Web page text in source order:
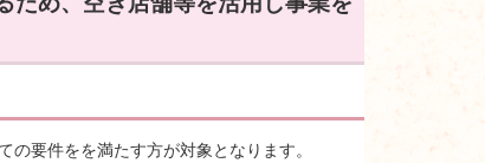
要件をを満たす方が対象となります。